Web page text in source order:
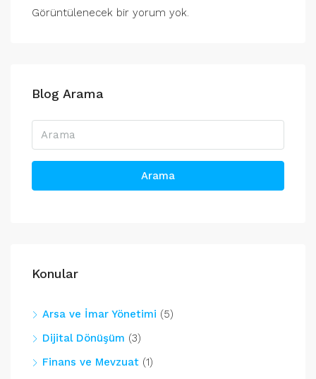
Görüntülenecek bir yorum yok.
Blog Arama
Arama
Konular
Arsa ve İmar Yönetimi (5)
Dijital Dönüşüm (3)
Finans ve Mevzuat (1)